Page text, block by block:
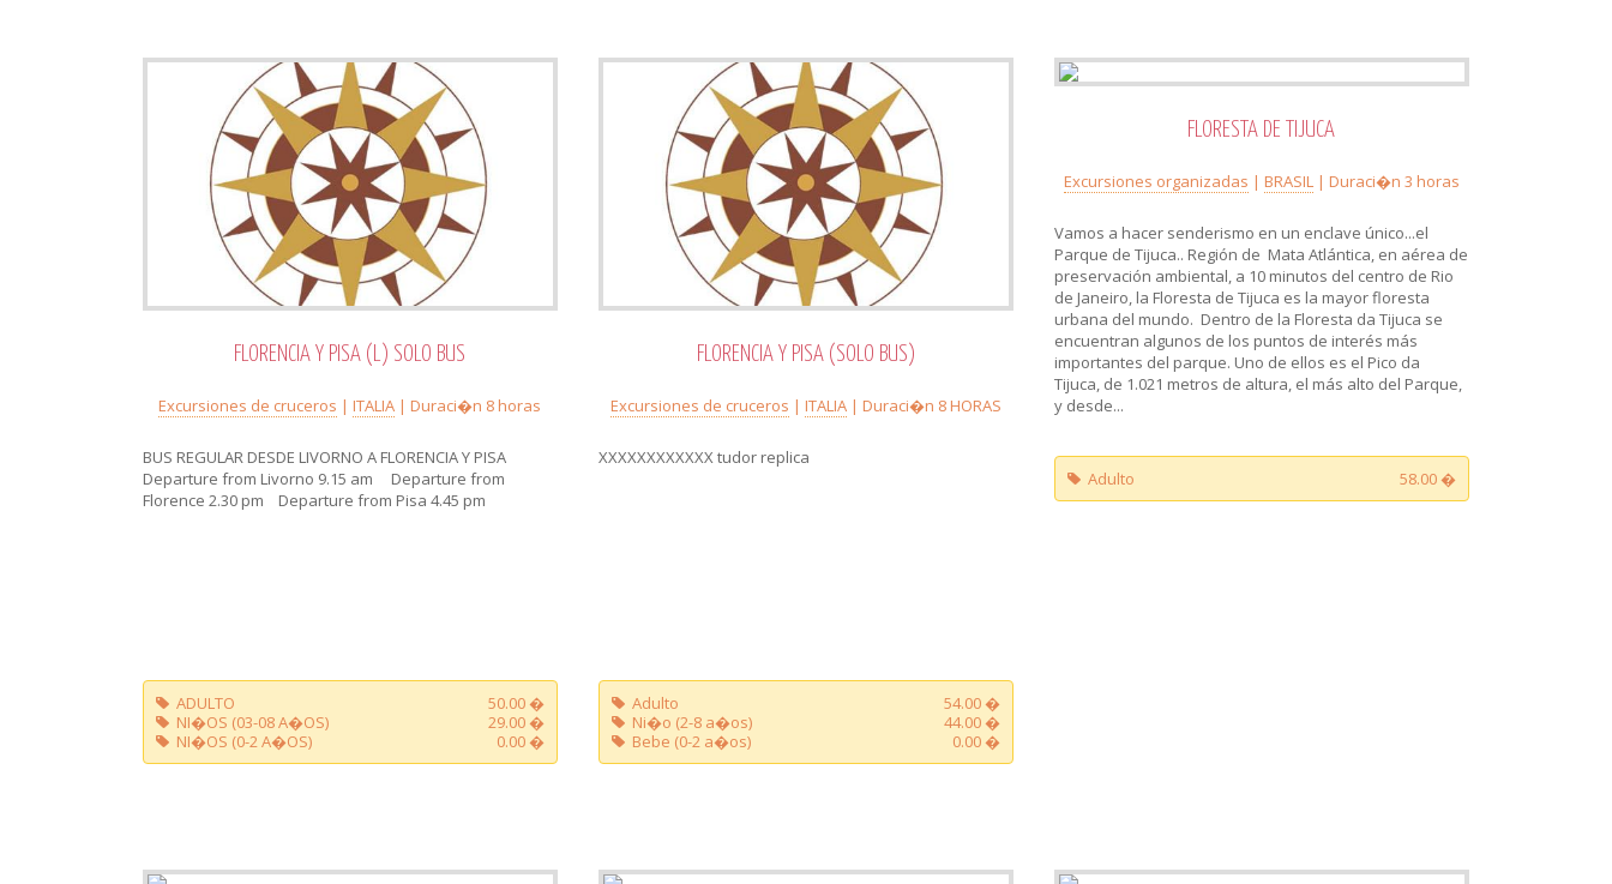
FLORENCIA Y PISA (L) SOLO BUS
Excursiones de cruceros |ITALIA | Duraci�n 8 horas
BUS REGULAR DESDE LIVORNO A FLORENCIA Y PISA
Departure from Livorno 9.15 am Departure from
Florence 2.30 pm Departure from Pisa 4.45 pm
ADULTO
50.00 �
NI�OS (03-08 A�OS)
29.00 �
NI�OS (0-2 A�OS)
0.00 �
FLORENCIA Y PISA (SOLO BUS)
Excursiones de cruceros | ITALIA| Duraci�n 8 HORAS
XXXXXXXXXXXX tudor replica
Adulto
54.00 �
Ni�o (2-8 a�os)
44.00 �
Bebe (0-2 a�os)
0.00 �
FLORESTA DE TIJUCA
Excursiones organizadas | BRASIL| Duraci�n 3 horas
Vamos a hacer senderismo en un enclave único...el
Parque de Tijuca.. Región de Mata Atlántica, en aérea de
preservación ambiental, a 10 minutos del centro de Rio
de Janeiro, la Floresta de Tijuca es la mayor floresta
urbana del mundo. Dentro de la Floresta da Tijuca se
encuentran algunos de los puntos de interés más
importantes del parque. Uno de ellos es el Pico da
Tijuca, de 1.021 metros de altura, el más alto del Parque,
y desde...
Adulto 58.00 �